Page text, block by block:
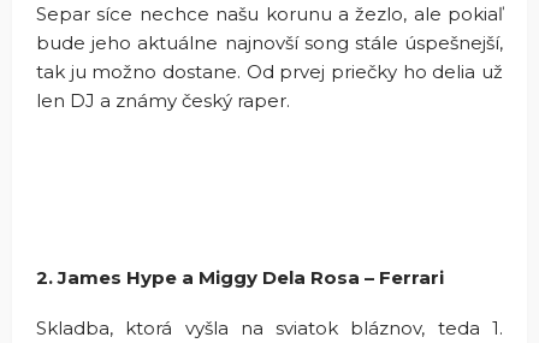
Separ síce nechce našu korunu a žezlo, ale pokiaľ
bude jeho aktuálne najnovší song stále úspešnejší,
tak ju možno dostane. Od prvej priečky ho delia už
len DJ a známy český raper.
2. James Hype a Miggy Dela Rosa – Ferrari
Skladba, ktorá vyšla na sviatok bláznov, teda 1.